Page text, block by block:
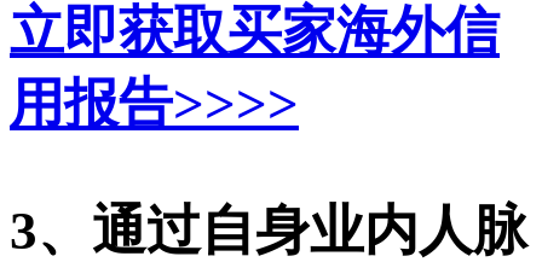
立即获取买家海外信
用报告>>>>
3、通过自身业内人脉